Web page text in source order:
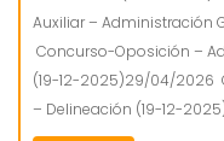
Auxiliar – Administración
Concurso-Oposición –
(19-12-2025)29/04/2026
– Delineación (19-12-